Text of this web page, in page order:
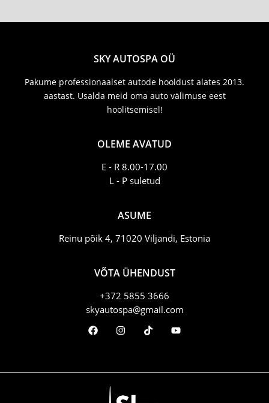
SKY AUTOSPA OÜ
Pakume professionaalset autode hooldust alates 2013.
aastast. Usalda meid oma auto välimuse eest
hoolitsemisel!
OLEME AVATUD
E - R 8.00-17.00
L - P suletud
ASUME
Reinu põik 4, 71020 Viljandi, Estonia
VÕTA ÜHENDUST
+372 5855 3666
skyautospa@gmail.com